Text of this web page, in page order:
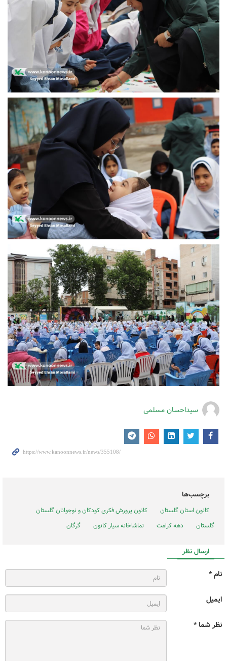
سیداحسان مسلمی
برچسب‌ها
کانون استان گلستان
کانون پرورش فکری کودکان و نوجوانان گلستان
گلستان
دهه کرامت تماشاخانه سیار کانون گرگان
ارسال نظر
نام *
ایمیل
نظر شما *